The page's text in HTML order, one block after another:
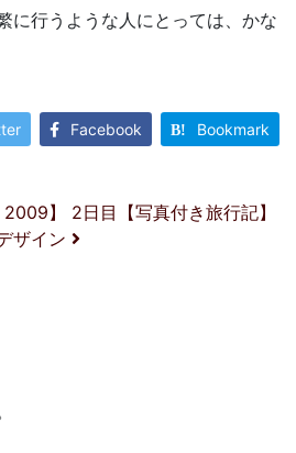
に行うような人にとっては、かな
Facebook Bookmark
ーション
】 2日目【写真付き旅行記】
ザイン